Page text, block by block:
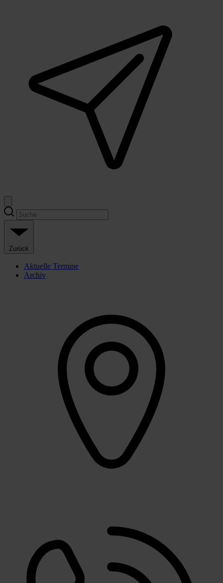
Zurück
Aktuelle Termine
Archiv